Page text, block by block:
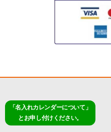
「名入れカレンダーについて」
とお申し付けください。